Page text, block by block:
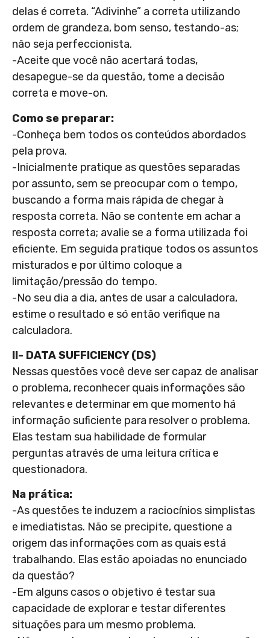
delas é correta. “Adivinhe” a correta utilizando
ordem de grandeza, bom senso, testando-as;
não seja perfeccionista.
-Aceite que você não acertará todas,
desapegue-se da questão, tome a decisão
correta e move-on.
Como se preparar:
-Conheça bem todos os conteúdos abordados
pela prova.
-Inicialmente pratique as questões separadas
por assunto, sem se preocupar com o tempo,
buscando a forma mais rápida de chegar à
resposta correta. Não se contente em achar a
resposta correta; avalie se a forma utilizada foi
eficiente. Em seguida pratique todos os assuntos
misturados e por último coloque a
limitação/pressão do tempo.
-No seu dia a dia, antes de usar a calculadora,
estime o resultado e só então verifique na
calculadora.
II- DATA SUFFICIENCY (DS)
Nessas questões você deve ser capaz de analisar
o problema, reconhecer quais informações são
relevantes e determinar em que momento há
informação suficiente para resolver o problema.
Elas testam sua habilidade de formular
perguntas através de uma leitura crítica e
questionadora.
Na prática:
-As questões te induzem a raciocínios simplistas
e imediatistas. Não se precipite, questione a
origem das informações com as quais está
trabalhando. Elas estão apoiadas no enunciado
da questão?
-Em alguns casos o objetivo é testar sua
capacidade de explorar e testar diferentes
situações para um mesmo problema.